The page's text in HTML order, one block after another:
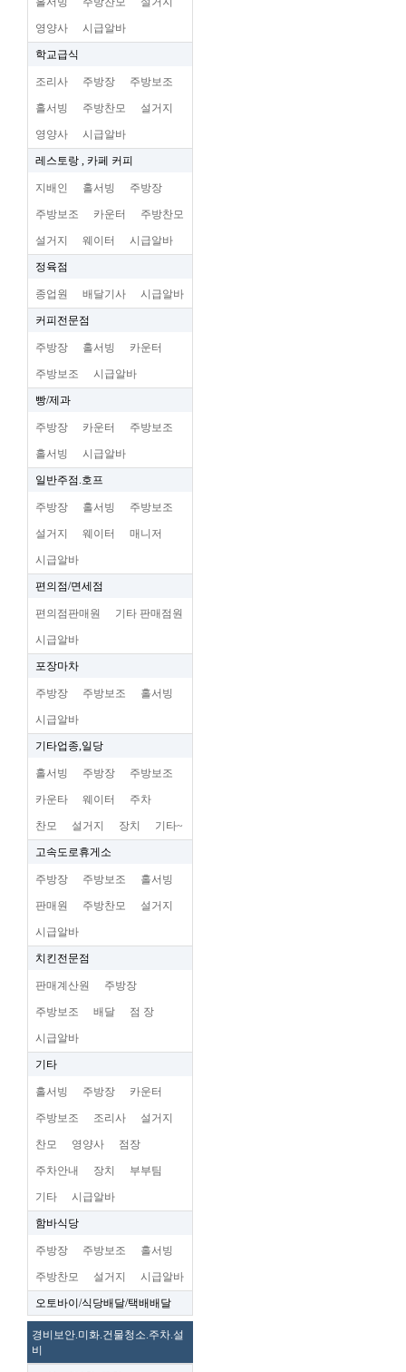
영양사 시급알바
학교급식
조리사 주방장 주방보조
홀서빙 주방찬모 설거지
영양사 시급알바
레스토랑 , 카페 커피
지배인 홀서빙 주방장
주방보조 카운터 주방찬모
설거지 웨이터 시급알바
정육점
종업원 배달기사 시급알바
커피전문점
주방장 홀서빙 카운터
주방보조 시급알바
빵/제과
주방장 카운터 주방보조
홀서빙 시급알바
일반주점.호프
주방장 홀서빙 주방보조
설거지 웨이터 매니저
시급알바
편의점/면세점
편의점판매원 기타 판매점원
시급알바
포장마차
주방장 주방보조 홀서빙
시급알바
기타업종,일당
홀서빙 주방장 주방보조
카운타 웨이터 주차
찬모 설거지 장치 기타~
고속도로휴게소
주방장 주방보조 홀서빙
판매원 주방찬모 설거지
시급알바
치킨전문점
판매계산원 주방장
주방보조 배달 점 장
시급알바
기타
홀서빙 주방장 카운터
주방보조 조리사 설거지
찬모 영양사 점장
주차안내 장치 부부팀
기타 시급알바
함바식당
주방장 주방보조 홀서빙
주방찬모 설거지 시급알바
오토바이/식당배달/택배배달
경비보안.미화.건물청소.주차.설
비